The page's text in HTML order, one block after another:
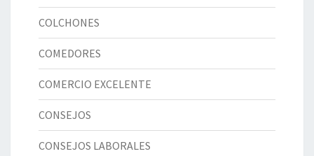
COLCHONES
COMEDORES
COMERCIO EXCELENTE
CONSEJOS
CONSEJOS LABORALES